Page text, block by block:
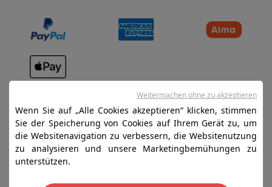
Datenschutz
Disclaimer
Cookies
SA HIFI international - 2 Rue Läiteschbaach, 5324
Wenn Sie auf „Alle Cookies akzeptieren“ klicken, stimmen
Sie der Speicherung von Cookies auf Ihrem Gerät zu, um
die Websitenavigation zu verbessern, die Websitenutzung
zu analysieren und unsere Marketingbemühungen zu
unterstützen.
Weitermachen ohne zu akzeptieren